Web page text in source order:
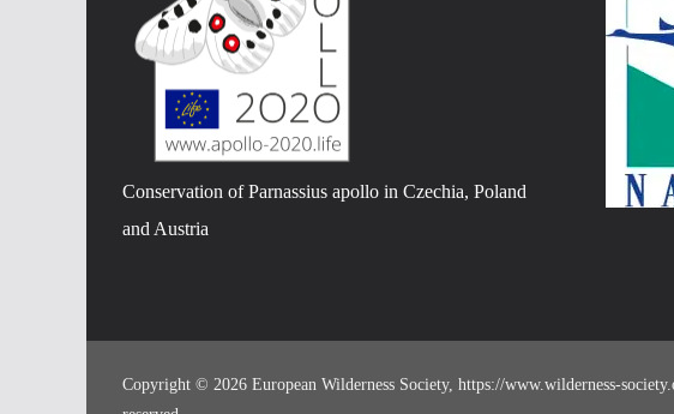
Conservation of Parnassius apollo in Czechia, Poland
and Austria
Copyright © 2026 European Wilderness Society, https://www.wilderness-